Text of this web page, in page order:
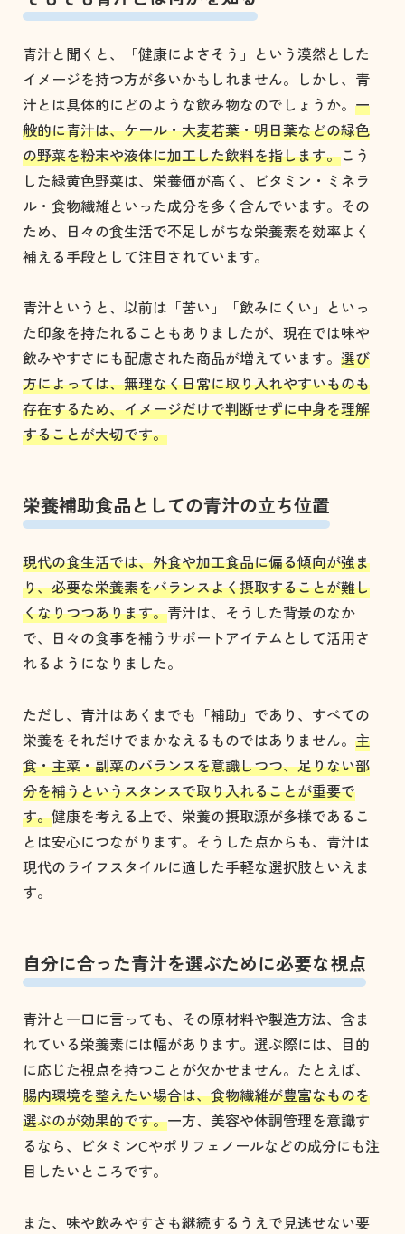
青汁と聞くと、「健康によさそう」という漠然とした
イメージを持つ方が多いかもしれません。しかし、青
汁とは具体的にどのような飲み物なのでしょうか。 一
般的に青汁は、ケール・大麦若葉・明日葉などの緑色
の野菜を粉末や液体に加工した飲料を指します。こう
した緑黄色野菜は、栄養価が高く、ビタミン・ミネラ
ル・食物繊維といった成分を多く含んでいます。その
ため、日々の食生活で不足しがちな栄養素を効率よく
補える手段として注目されています。
青汁というと、以前は「苦い」「飲みにくい」といっ
た印象を持たれることもありましたが、現在では味や
飲みやすさにも配慮された商品が増えています。 選び
方によっては、無理なく日常に取り入れやすいものも
存在するため、イメージだけで判断せずに中身を理解
することが大切です。
栄養補助食品としての青汁の立ち位置
現代の食生活では、外食や加工食品に偏る傾向が強ま
り、必要な栄養素をバランスよく摂取することが難し
くなりつつあります。青汁は、そうした背景のなか
で、日々の食事を補うサポートアイテムとして活用さ
れるようになりました。
ただし、青汁はあくまでも「補助」であり、すべての
栄養をそれだけでまかなえるものではありません。 主
食・主菜・副菜のバランスを意識しつつ、足りない部
分を補うというスタンスで取り入れることが重要で
す。健康を考える上で、栄養の摂取源が多様であるこ
とは安心につながります。そうした点からも、青汁は
現代のライフスタイルに適した手軽な選択肢といえま
す。
自分に合った青汁を選ぶために必要な視点
青汁と一口に言っても、その原材料や製造方法、含ま
れている栄養素には幅があります。選ぶ際には、目的
に応じた視点を持つことが欠かせません。たとえば、
腸内環境を整えたい場合は、食物繊維が豊富なものを
選ぶのが効果的です。一方、美容や体調管理を意識す
るなら、ビタミンCやポリフェノールなどの成分にも注
目したいところです。
また、味や飲みやすさも継続するうえで見逃せない要